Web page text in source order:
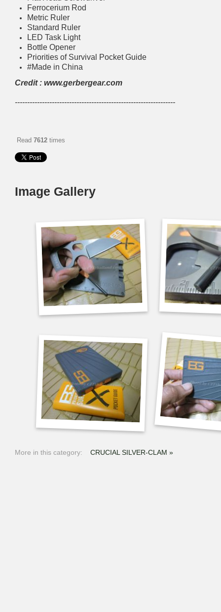
Ferrocerium Rod
Metric Ruler
Standard Ruler
LED Task Light
Bottle Opener
Priorities of Survival Pocket Guide
#Made in China
Credit : www.gerbergear.com
-----------------------------------------------------------------
Read 7612 times
Image Gallery
More in this category: CRUCIAL SILVER-CLAM »